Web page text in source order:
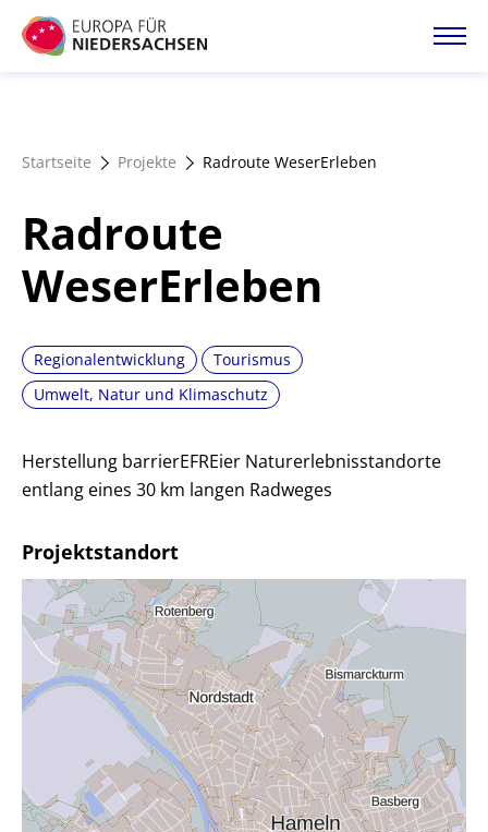
Direkt
zum
Förderangebote
Startseite Projekte Radroute WeserErleben
Radroute
WeserErleben
Regionalentwicklung
Tourismus
Umwelt, Natur und Klimaschutz
Herstellung barrierEFREier Naturerlebnisstandorte
entlang eines 30 km langen Radweges
Projektstandort